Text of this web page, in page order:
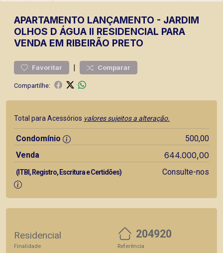
APARTAMENTO LANÇAMENTO - JARDIM
OLHOS D ÁGUA II RESIDENCIAL PARA
VENDA EM RIBEIRÃO PRETO
Favoritar | Comparar
Compartilhe:
Total para Acessórios valores sujeitos a alteração.
Condomínio
500,00
Venda
644.000,00
(ITBI, Registro, Escritura e Certidões) Consulte-nos
Residencial
Finalidade
204920
Referência